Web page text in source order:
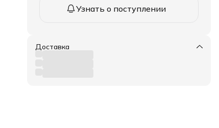
Узнать о поступлении
Доставка